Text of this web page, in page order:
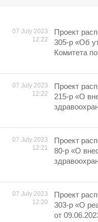
07 July 2023
12:22
Проект
305-р «Об
Комитета
07 July 2023
12:22
Проект
215-р «О
07 July 2023
12:21
Проект
80-р «О
07 July 2023
12:20
Проект
303-р «О
от